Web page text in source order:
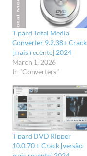
Tipard Total Media
Converter 9.2.38+ Crack
[mais recente] 2024
March 1, 2026
In "Converters"
Tipard DVD Ripper
10.0.70 + Crack [versão